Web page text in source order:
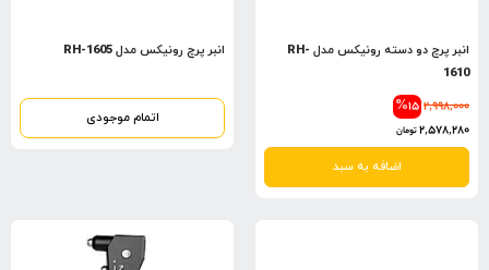
انبر پرچ دو دسته رونیکس مدل RH-
1610
%15 2,998,000
2,578,280تومان
اضافه به سبد
انبر پرچ رونیکس مدل RH-1605
اتمام موجودی